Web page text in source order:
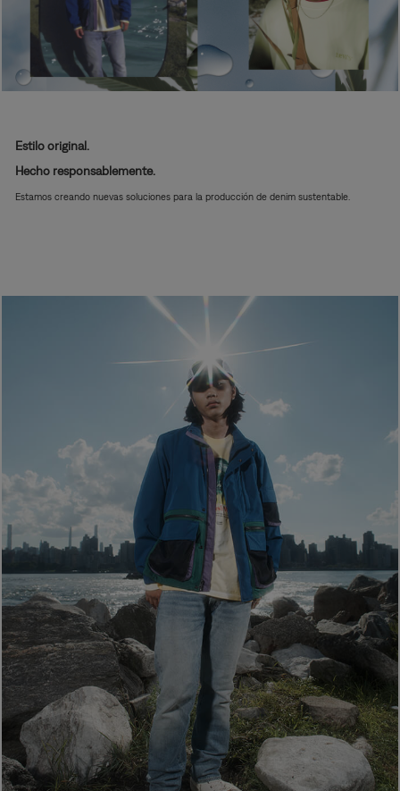
Estilo original.
Hecho responsablemente.
Estamos creando nuevas soluciones para la producción de denim sustentable.